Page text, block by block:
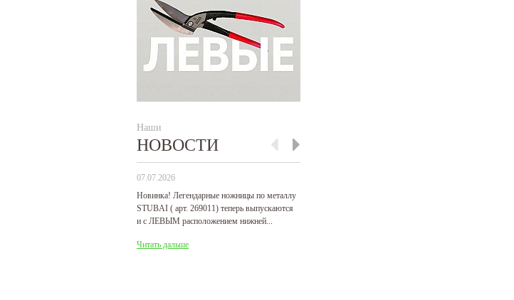
Наши
НОВОСТИ
07.07.2026
Новинка! Легендарные ножницы по металлу
STUBAI ( арт. 269011) теперь выпускаются
и с ЛЕВЫМ расположением нижней...
Читать дальше